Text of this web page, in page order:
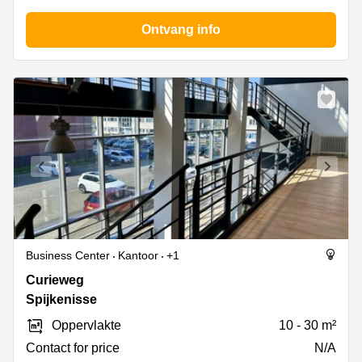
Coworking
Leiden
Coworking
space
Maastricht
Coworking
space
Breda
space
Arnhem
Ontvang info
Business Center Kantoor
+1
Curieweg
9,
Curieweg
Spijkenisse
Oppervlakte
10 - 30 m²
Contact for price
N/A